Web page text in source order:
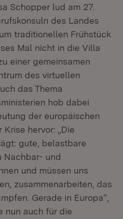
Schopper lud am 27.
des Landes
traditionellen Frühstück
Mal nicht in die Villa
einer gemeinsamen
des virtuellen
das Thema
hob dabei
der europäischen
hervor: „Die
gute, belastbare
Nachbar- und
und müssen uns
zusammenarbeiten, das
Gerade in Europa“,
nun auch für die